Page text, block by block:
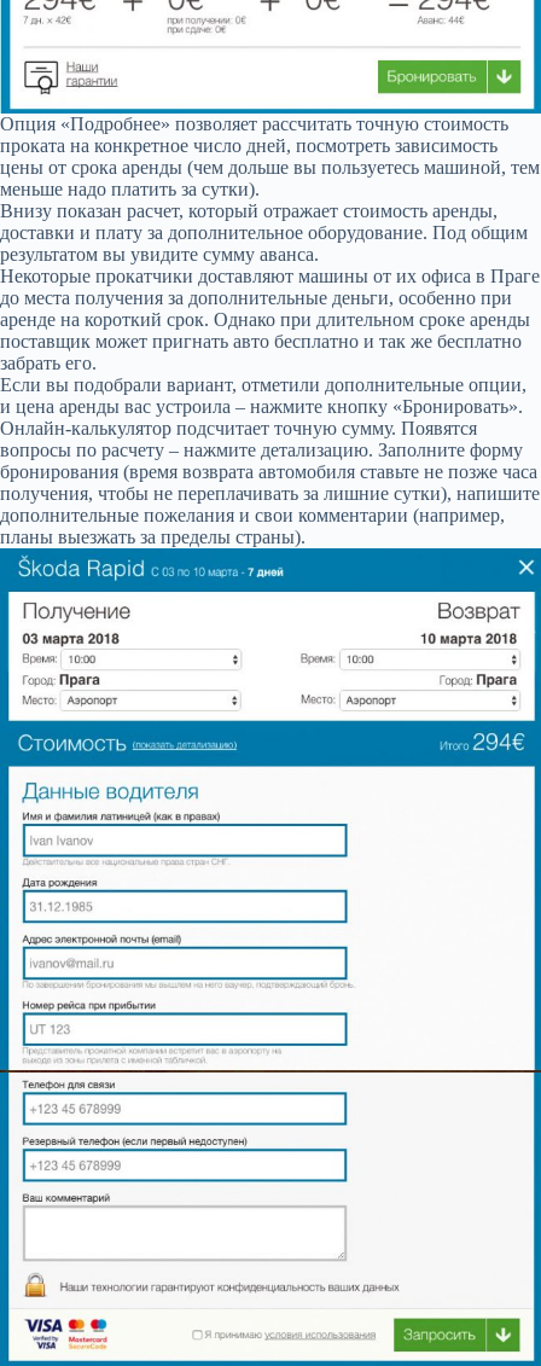
Опция «Подробнее» позволяет рассчитать точную стоимость
проката на конкретное число дней, посмотреть зависимость
цены от срока аренды (чем дольше вы пользуетесь машиной, тем
меньше надо платить за сутки).
Внизу показан расчет, который отражает стоимость аренды,
доставки и плату за дополнительное оборудование. Под общим
результатом вы увидите сумму аванса.
Некоторые прокатчики доставляют машины от их офиса в Праге
до места получения за дополнительные деньги, особенно при
аренде на короткий срок. Однако при длительном сроке аренды
поставщик может пригнать авто бесплатно и так же бесплатно
забрать его.
Если вы подобрали вариант, отметили дополнительные опции,
и цена аренды вас устроила – нажмите кнопку «Бронировать».
Онлайн-калькулятор подсчитает точную сумму. Появятся
вопросы по расчету – нажмите детализацию. Заполните форму
бронирования (время возврата автомобиля ставьте не позже часа
получения, чтобы не переплачивать за лишние сутки), напишите
дополнительные пожелания и свои комментарии (например,
планы выезжать за пределы страны).